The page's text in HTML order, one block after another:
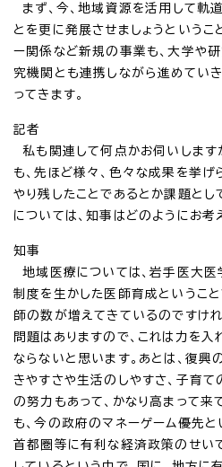
まず、今、地域資源を活用して軌
とを更に発展させましょうというこ
ー関係など新規の事業も、大学や
究機関とも連携しながら進めてい
ってきます。
記者
私も関連して何点かお伺いします
も、先ほど様々、色々な成果を挙げ
やり残したことであるとか課題とし
については、知事はどのようにお考
知事
地域医療については、岩手医大
制度を生かした医師育成というこ
師の数が増えてきているのですけ
問題はありますので、これは力を
ならないと思います。あとは、復興
きやすさや生活のしやすさ、子育
の努力もあって、かなり高まって来
も、今の政府のマネーゲーム優先と
首都圏等に有利な経済政策のせい